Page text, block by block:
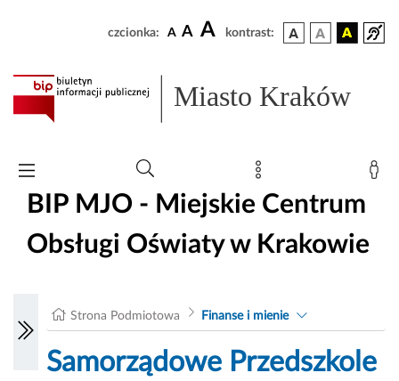
czcionka: A A A kontrast:
Miasto Kraków
BIP MJO - Miejskie Centrum
Obsługi Oświaty w Krakowie
Strona Podmiotowa Finanse i mienie
Samorządowe Przedszkole